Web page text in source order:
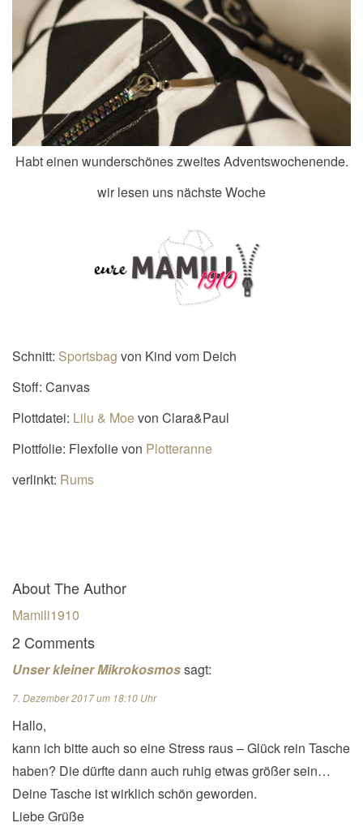
Habt einen wunderschönes zweites Adventswochenende.
wir lesen uns nächste Woche
Schnitt: Sportsbag von Kind vom Deich
Stoff: Canvas
Plottdatei: Lilu & Moevon Clara&Paul
Plottfolie: Flexfolie von Plotteranne
verlinkt: Rums
About The Author
Mamili1910
2 Comments
Unser kleiner Mikrokosmossagt:
7. Dezember 2017 um 18:10 Uhr
Hallo,
kann ich bitte auch so eine Stress raus – Glück rein Tasche
haben? Die dürfte dann auch ruhig etwas größer sein…
Deine Tasche ist wirklich schön geworden.
Liebe Grüße